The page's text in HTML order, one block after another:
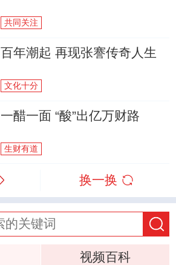
共同关注
百年潮起 再现张謇传奇人生
文化十分
一醋一面 “酸”出亿万财路
生财有道
换一换
视频百科